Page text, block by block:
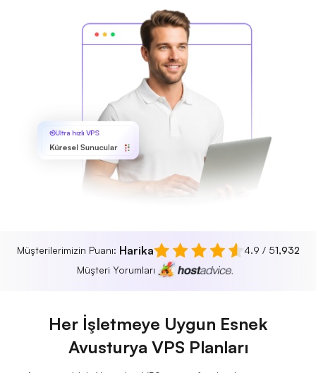
Ultra hızlı VPS
Küresel Sunucular
Müşterilerimizin Puanı: Harika 4.9 / 51,932
Müşteri Yorumları
Her İşletmeye Uygun Esnek
Avusturya VPS Planları